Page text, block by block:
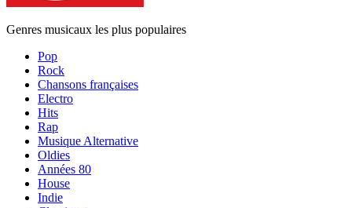
Genres musicaux les plus populaires
Pop
Rock
Chansons françaises
Electro
Hits
Rap
Musique Alternative
Oldies
Années 80
House
Indie